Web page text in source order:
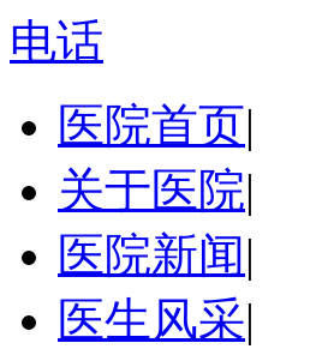
电话
医院首页|
关于医院|
医院新闻|
医生风采|